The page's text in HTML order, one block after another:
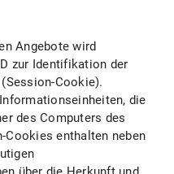
Angebote wird
zur Identifikation der
Cookie).
die
des Computers des
Cookies enthalten neben